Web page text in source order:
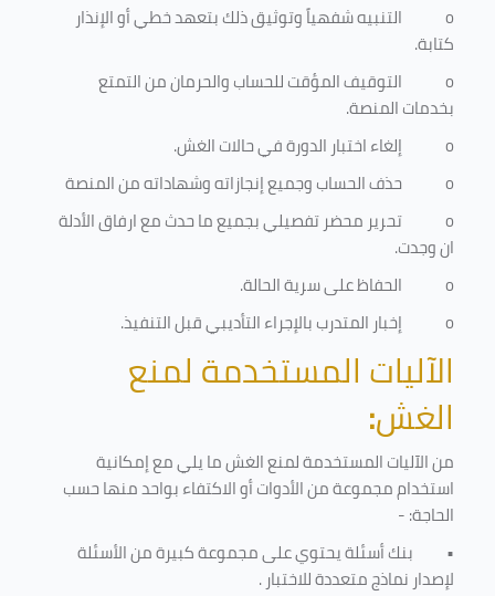
o
التنبيه شفهياً وتوثيق ذلك بتعهد خطي أو الإنذار
كتابة.
o
التوقيف المؤقت للحساب والحرمان من التمتع
بخدمات المنصة.
o
إلغاء اختبار الدورة في حالات الغش.
o
حذف الحساب وجميع إنجازاته وشهاداته من المنصة
o
تحرير محضر تفصيلي بجميع ما حدث مع ارفاق الأدلة
ان وجدت.
o
الحفاظ على سرية الحالة.
o
إخبار المتدرب بالإجراء التأديبي قبل التنفيذ.
الآليات المستخدمة لمنع
الغش:
من الآليات المستخدمة لمنع الغش ما يلي مع إمكانية
استخدام مجموعة من الأدوات أو الاكتفاء بواحد منها حسب
الحاجة: -
• بنك أسئلة يحتوي على مجموعة كبيرة من الأسئلة
لإصدار نماذج متعددة للاختبار.